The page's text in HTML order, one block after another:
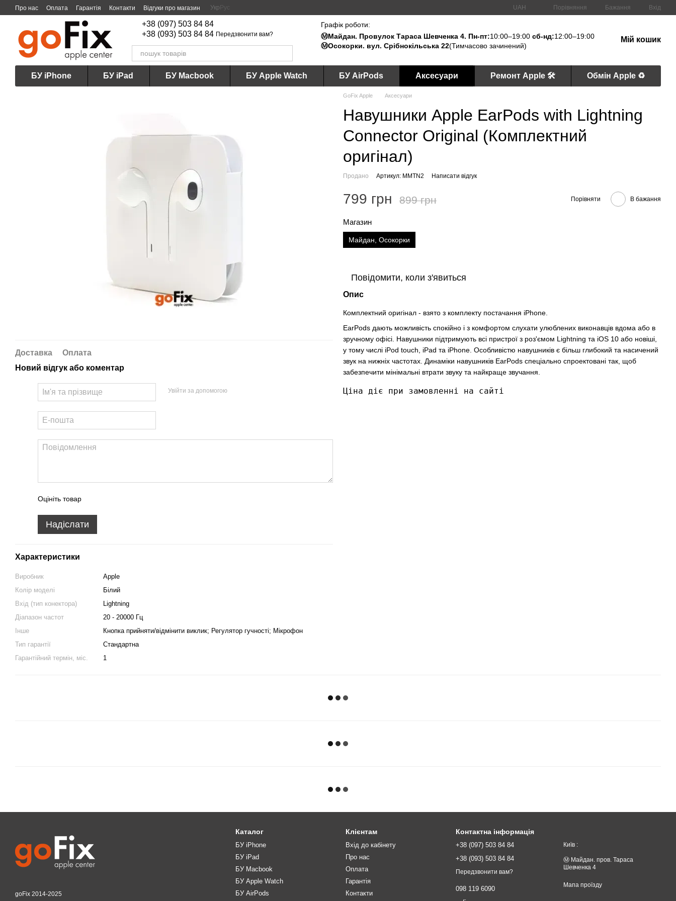
Перейти до основного контенту
Про нас Оплата Гарантія Контакти Відгуки про магазин Укр Рус UAH Порівняння Бажання Вхід
+38 (097) 503 84 84
+38 (093) 503 84 84 Передзвонити вам?
Графік роботи:
Ⓜ️Майдан. Провулок Тараса Шевченка 4. Пн-пт:10:00–19:00сб-нд:12:00–19:00
Ⓜ️Осокорки. вул. Срібнокільська 22(Тимчасово зачинений)
Мій кошик
БУ iPhone БУ iPad БУ Macbook БУ Apple Watch БУ AirPods Аксесуари Ремонт Apple 🛠 Обмін Apple ♻️
Доставка
Оплата
Новий відгук або коментар
Увійти за допомогою
Оцініть товар
Надіслати
Характеристики
Виробник
Apple
Колір моделі
Білий
Вхід (тип конектора)
Lightning
Діапазон частот
20 - 20000 Гц
Інше
Кнопка прийняти/відмінити виклик; Регулятор гучності; Мікрофон
Тип гарантії
Стандартна
Гарантійний термін, міс.
1
GoFix Apple Аксесуари
Навушники Apple EarPods with Lightning
Connector Original (Комплектний
оригінал)
Продано Артикул: MMTN2 Написати відгук
799 грн 899 грн Порівняти В бажання
Магазин
Майдан, Осокорки
Повідомити, коли з'явиться
Опис
Комплектний оригінал - взято з комплекту постачання iPhone.
EarPods дають можливість спокійно і з комфортом слухати улюблених виконавців вдома або в
зручному офісі. Навушники підтримують всі пристрої з роз'ємом Lightning та iOS 10 або новіші,
у тому числі iPod touch, iPad та iPhone. Особливістю навушників є більш глибокий та насичений
звук на нижніх частотах. Динаміки навушників EarPods спеціально спроектовані так, щоб
забезпечити мінімальні втрати звуку та найкраще звучання.
Ціна діє при замовленні на сайті
goFix 2014-2025
Каталог
БУ iPhone
БУ iPad
БУ Macbook
БУ Apple Watch
БУ AirPods
Клієнтам
Вхід до кабінету
Про нас
Оплата
Гарантія
Контакти
Контактна інформація
+38 (097) 503 84 84
+38 (093) 503 84 84
Передзвонити вам?
098 119 6090
Київ :
Ⓜ️ Майдан. пров. Тараса
Шевченка 4
Мапа проїзду